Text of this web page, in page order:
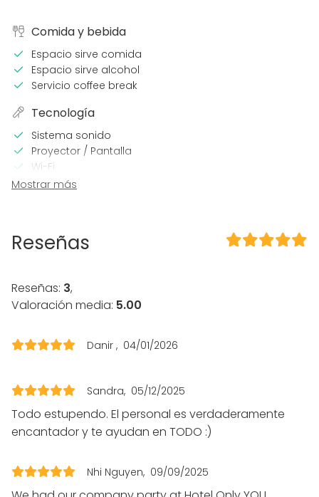
Comida y bebida
Espacio sirve comida
Espacio sirve alcohol
Servicio coffee break
Tecnología
Sistema sonido
Proyector / Pantalla
Wi-Fi
Calefacción
En el espacio
Uso exclusivo
Propia música OK
Accesible minusválidos
Equipamiento
Pizarra blanca / Flipchart
Material tomar notas
Tipo de eventos
Mostrar más
Reseñas
Reseñas: 3,
Valoración media: 5.00
Danir 04/01/2026
Sandra 05/12/2025
Todo estupendo. El personal es verdaderamente
encantador y te ayudan en TODO :)
Nhi Nguyen 09/09/2025